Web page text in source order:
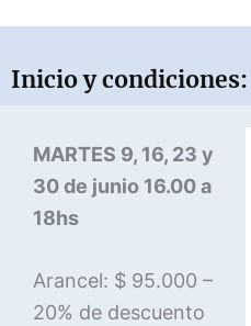
Inicio y condiciones:
MARTES 9, 16, 23 y
30de junio 16.00 a
18hs
Arancel: $ 95.000 –
20% de descuento